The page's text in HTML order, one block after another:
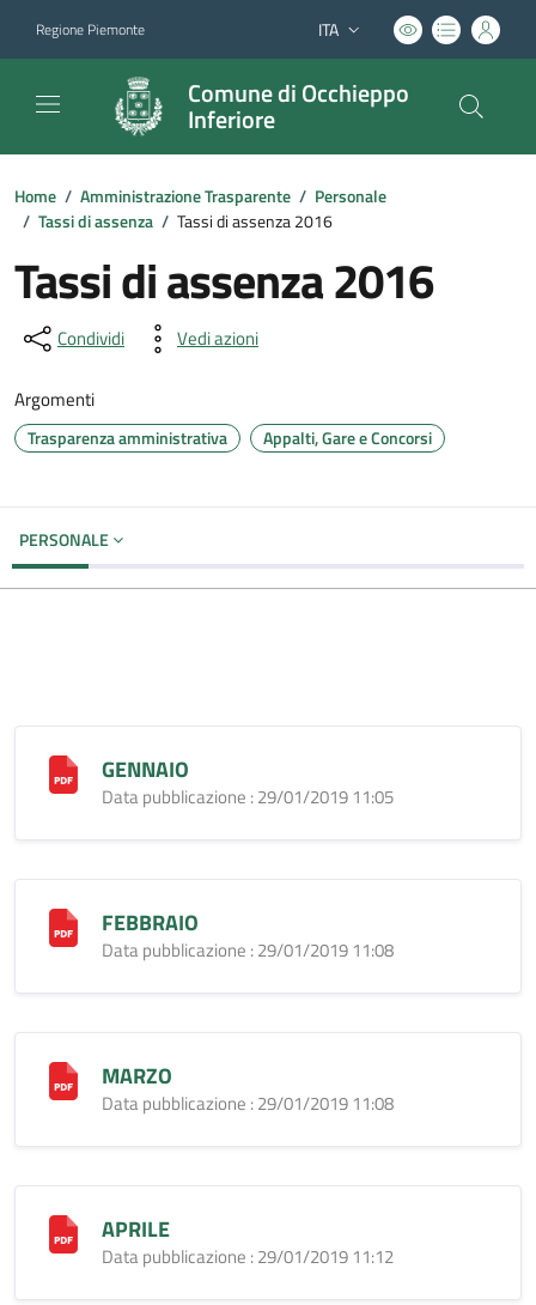
Regione Piemonte Lingua attiva:
ITA
Comune di Occhieppo
Inferiore
Home / Amministrazione Trasparente / Personale
/ Tassi di assenza / Tassi di assenza 2016
Tassi di assenza 2016
Condividi Vedi azioni
Argomenti
Trasparenza amministrativa Appalti, Gare e Concorsi
PERSONALE
GENNAIO
Data pubblicazione : 29/01/2019 11:05
FEBBRAIO
Data pubblicazione : 29/01/2019 11:08
MARZO
Data pubblicazione : 29/01/2019 11:08
APRILE
Data pubblicazione : 29/01/2019 11:12